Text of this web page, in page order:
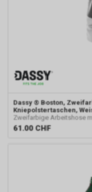
Dassy ® Boston,
Kniepolstertaschen,
Zweifarbige Arbeitshose
61.00 CHF
ist